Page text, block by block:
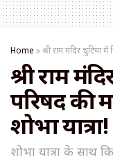
Home »श्री राम मंदिर चुटिया
श्री राम
परिषद की
शोभा यात्रा!
शोभा यात्रा के साथ